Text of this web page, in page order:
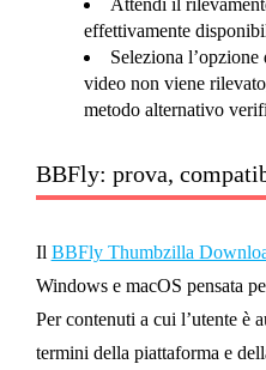
Attendi il
effettivamente
Seleziona
video non viene
metodo alternativo
BBFly: prova,
Il BBFly Thumbzilla
Windows e macOS pensata
Per contenuti a cui l’utente è
termini della piattaforma e